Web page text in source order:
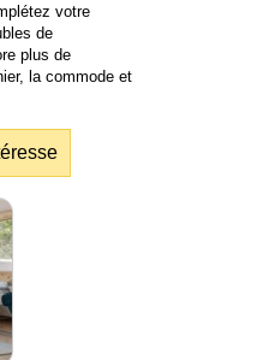
votre
de
plus de
la commode et